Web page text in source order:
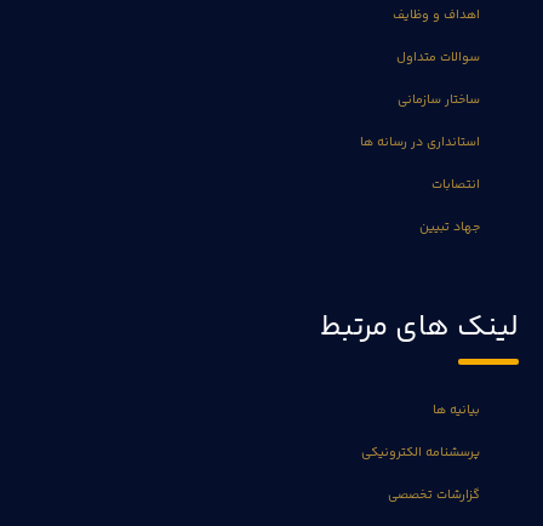
اهداف و وظایف
سوالات متداول
ساختار سازمانی
استانداری در رسانه ها
انتصابات
جهاد تبیین
لینک های مرتبط
بیانیه ها
پرسشنامه الکترونیکی
گزارشات تخصصی